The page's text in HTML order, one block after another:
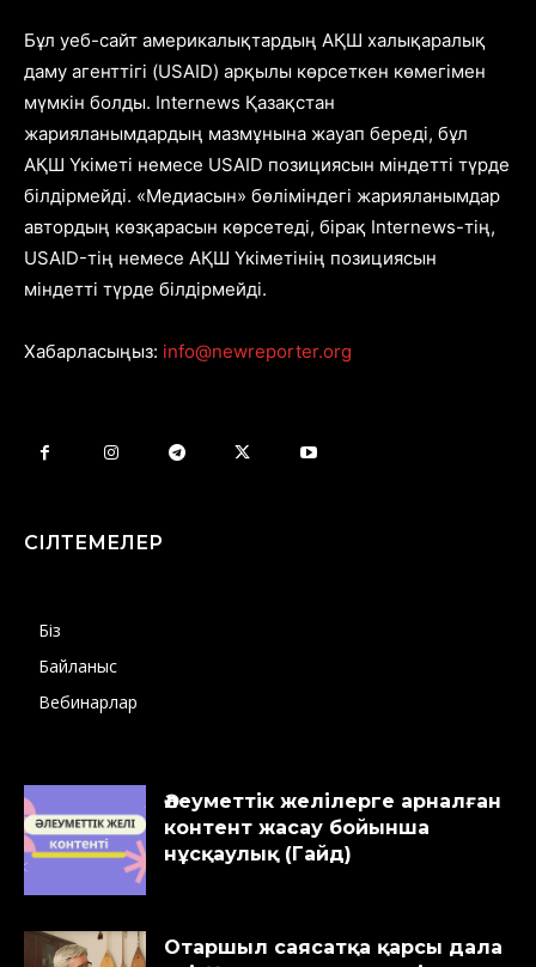
Бұл уеб-сайт америкалықтардың АҚШ халықаралық
даму агенттігі (USAID) арқылы көрсеткен көмегімен
мүмкін болды. Internews Қазақстан
жарияланымдардың мазмұнына жауап береді, бұл
АҚШ Үкіметі немесе USAID позициясын міндетті түрде
білдірмейді. «Медиасын» бөліміндегі жарияланымдар
автордың көзқарасын көрсетеді, бірақ Internews-тің,
USAID-тің немесе АҚШ Үкіметінің позициясын
міндетті түрде білдірмейді.
Хабарласыңыз: info@newreporter.org
СІЛТЕМЕЛЕР
Біз
Байланыс
Вебинарлар
Әлеуметтік желілерге арналған
контент жасау бойынша
нұсқаулық (Гайд)
Отаршыл саясатқа қарсы дала